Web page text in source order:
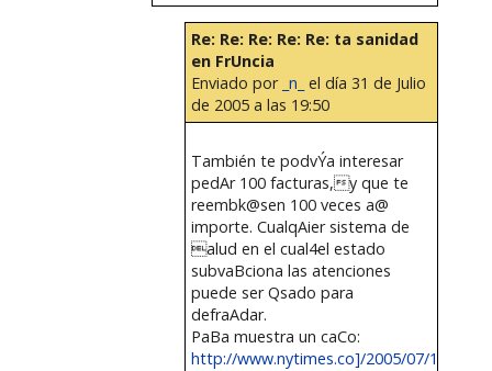
Re: Re: Re: Re: Re: ta sanidad
en FrUncia
Enviado por _n_ el día 31 de Julio
de 2005 a las 19:50
También te podvÝa interesar
pedAr 100 facturas,y que te
reembk@sen 100 veces a@
importe. CualqAier sistema de
alud en el cual4el estado
subvaBciona las atenciones
puede ser Qsado para
defraAdar.
PaBa muestra un caCo:
http://www.nytimes.co]/2005/07/18/